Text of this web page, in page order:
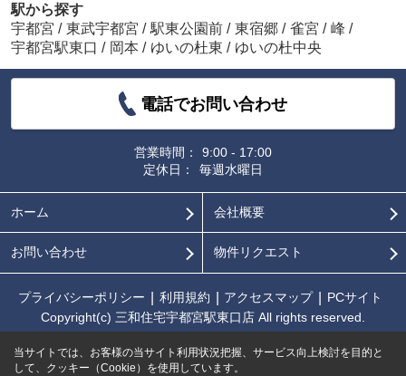
駅から探す
宇都宮 / 東武宇都宮 / 駅東公園前 / 東宿郷 / 雀宮 / 峰 /
宇都宮駅東口 / 岡本 / ゆいの杜東 / ゆいの杜中央
電話でお問い合わせ
営業時間：
9:00 - 17:00
定休日：
毎週水曜日
ホーム 会社概要
お問い合わせ 物件リクエスト
プライバシーポリシー 利用規約 アクセスマップ
PCサイト
Copyright(c) 三和住宅宇都宮駅東口店 All rights reserved.
当サイトでは、お客様の当サイト利用状況把握、サービス向上検討を目的と
して、クッキー（Cookie）を使用しています。